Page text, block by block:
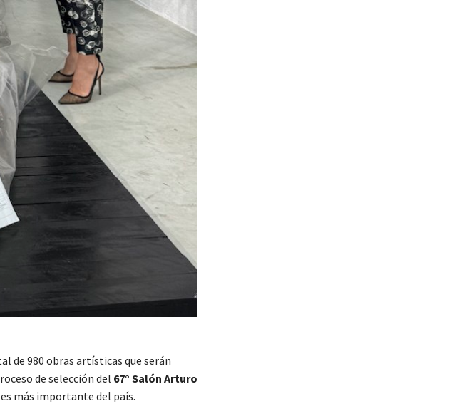
de 980 obras artísticas que serán
de selección del 67° Salón Arturo
más importante del país.